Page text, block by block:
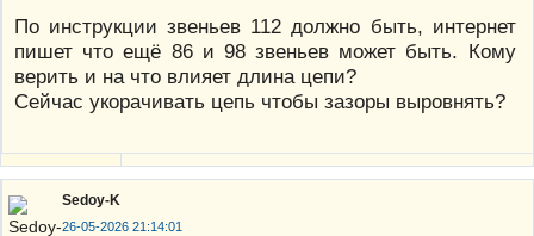
По инструкции звеньев 112 должно быть, интернет
пишет что ещё 86 и 98 звеньев может быть. Кому
верить и на что влияет длина цепи?
Сейчас укорачивать цепь чтобы зазоры выровнять?
Sedoy-K
26-05-2026 21:14:01